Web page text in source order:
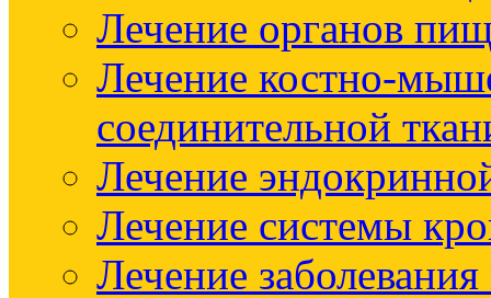
Лечение органов
Лечение костно-
соединительной
Лечение
Лечение системы
Лечение